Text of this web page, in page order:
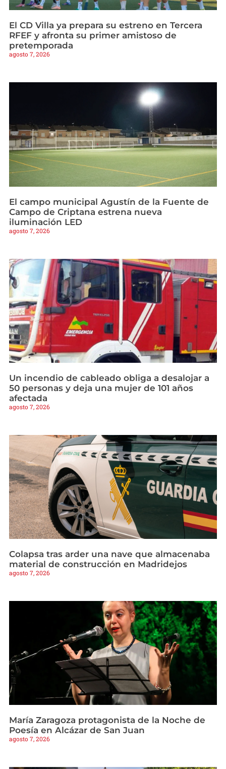
El CD Villa ya prepara su estreno en Tercera
RFEF y afronta su primer amistoso de
pretemporada
agosto 7, 2026
El campo municipal Agustín de la Fuente de
Campo de Criptana estrena nueva
iluminación LED
agosto 7, 2026
Un incendio de cableado obliga a desalojar a
50 personas y deja una mujer de 101 años
afectada
agosto 7, 2026
Colapsa tras arder una nave que almacenaba
material de construcción en Madridejos
agosto 7, 2026
María Zaragoza protagonista de la Noche de
Poesía en Alcázar de San Juan
agosto 7, 2026